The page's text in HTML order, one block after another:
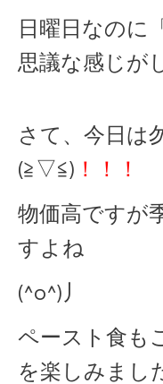
日曜日なのに
思議な感じが
さて、今日は
(≧▽≦) ！！！
物価高ですが
すよね
(^o^)丿
ペースト食も
を楽しみまし